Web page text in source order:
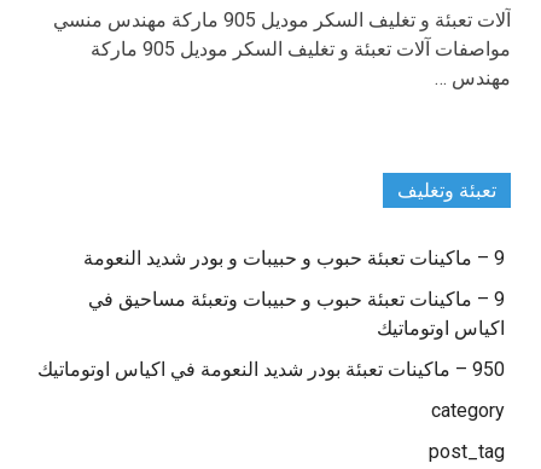
آلات تعبئة و تغليف السكر موديل 905 ماركة مهندس منسي
مواصفات آلات تعبئة و تغليف السكر موديل 905 ماركة
مهندس …
تعبئة وتغليف
9 – ماكينات تعبئة حبوب و حبيبات و بودر شديد النعومة
9 – ماكينات تعبئة حبوب و حبيبات وتعبئة مساحيق في
اكياس اوتوماتيك
950 – ماكينات تعبئة بودر شديد النعومة في اكياس اوتوماتيك
category
post_tag